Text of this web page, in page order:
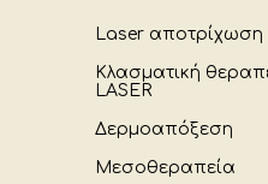
Laser αποτρίχωση
Κλασματική
LASER
Δερμοαπόξεση
Μεσοθεραπεία